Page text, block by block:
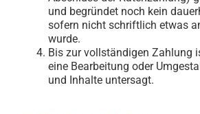
und begründet noch kein
sofern nicht schriftlich etwas
wurde.
Bis zur vollständigen Zahlung
eine Bearbeitung oder
und Inhalte untersagt.